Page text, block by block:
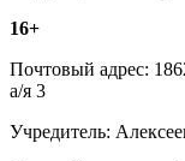
16+
Почтовый адрес:
а/я 3
Учредитель: